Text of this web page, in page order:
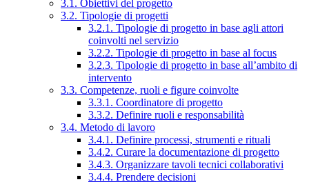
3.1. Obiettivi del progetto
3.2. Tipologie di progetti
3.2.1. Tipologie di progetto in base agli attori
coinvolti nel servizio
3.2.2. Tipologie di progetto in base al focus
3.2.3. Tipologie di progetto in base all’ambito di
intervento
3.3. Competenze, ruoli e figure coinvolte
3.3.1. Coordinatore di progetto
3.3.2. Definire ruoli e responsabilità
3.4. Metodo di lavoro
3.4.1. Definire processi, strumenti e rituali
3.4.2. Curare la documentazione di progetto
3.4.3. Organizzare tavoli tecnici collaborativi
3.4.4. Prendere decisioni